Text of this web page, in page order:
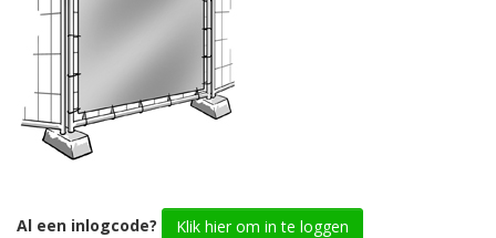
Al een inlogcode? Klik hier om in te loggen